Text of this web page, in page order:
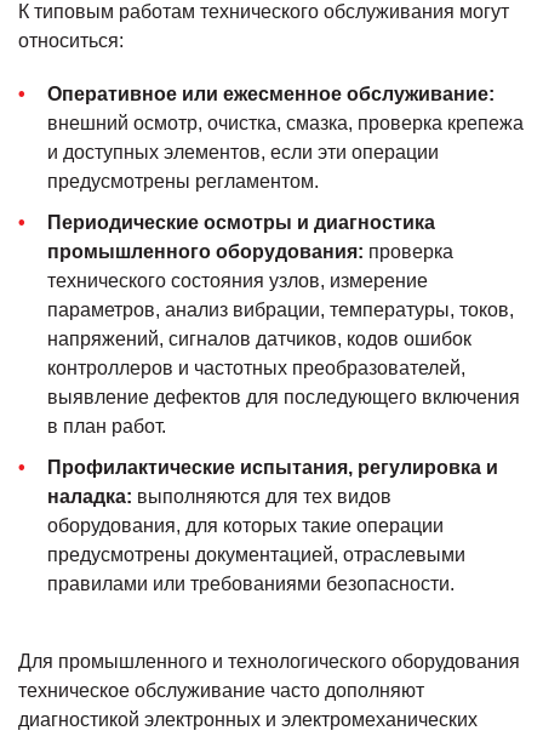
К типовым работам технического обслуживания могут
относиться:
Оперативное или ежесменное обслуживание:
внешний осмотр, очистка, смазка, проверка крепежа
и доступных элементов, если эти операции
предусмотрены регламентом.
Периодические осмотры и диагностика
промышленного оборудования: проверка
технического состояния узлов, измерение
параметров, анализ вибрации, температуры, токов,
напряжений, сигналов датчиков, кодов ошибок
контроллеров и частотных преобразователей,
выявление дефектов для последующего включения
в план работ.
Профилактические испытания, регулировка и
наладка: выполняются для тех видов
оборудования, для которых такие операции
предусмотрены документацией, отраслевыми
правилами или требованиями безопасности.
Для промышленного и технологического оборудования
техническое обслуживание часто дополняют
диагностикой электронных и электромеханических